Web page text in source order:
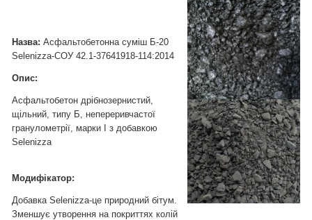
Назва: Асфальтобетонна суміш Б-20
Selenizza-СОУ 42.1-37641918-114:2014
Опис:
Асфальтобетон дрібнозернистий,
щільний, типу Б, непереривчастої
гранулометрії, марки з добавкою
Selenizza
Модифікатор:
Добавка Selenizza-це природний бітум.
Зменшує утворення на покриттях колій